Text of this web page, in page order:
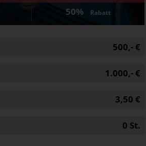
50% Rabatt
500,- €
1.000,- €
3,50 €
0 St.